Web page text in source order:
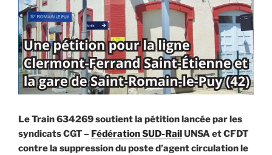
Le Train 634269 soutient la pétition lancée par les
syndicats CGT – Fédération SUD-RailUNSA et CFDT
contre la suppression du poste d’agent circulation le